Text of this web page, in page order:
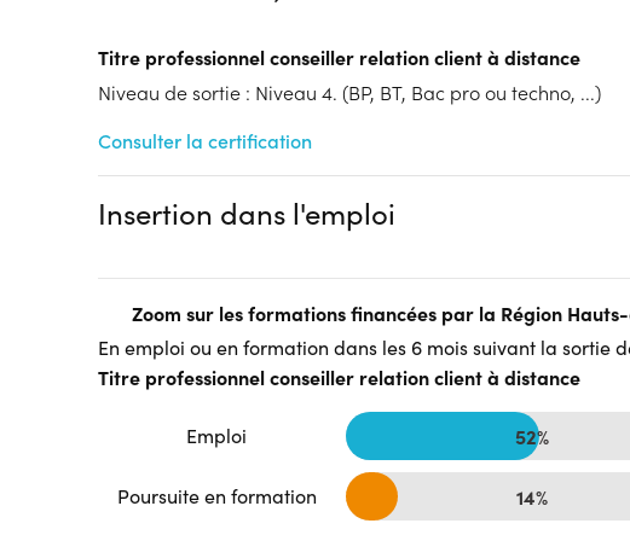
Titre professionnel conseiller relation client à distance
Niveau de sortie : Niveau 4. (BP, BT, Bac pro ou techno, ...)
Consulter la certification
Insertion dans l'emploi
Zoom sur les formations financées par la Région
En emploi ou en formation dans les 6 mois suivant la sortie
Titre professionnel conseiller relation client à distance
Emploi 52%
Poursuite en formation 14%